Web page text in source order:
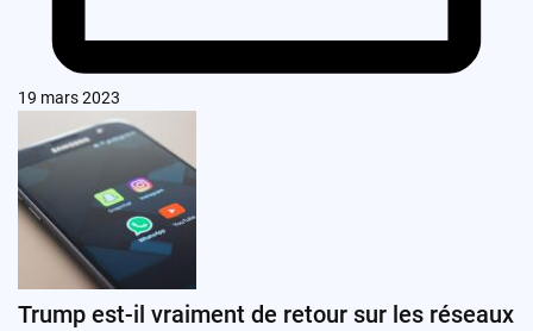
19 mars 2023
Trump est-il vraiment de retour sur les réseaux